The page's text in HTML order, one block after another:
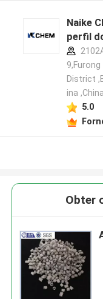
Naike
perfil
District
ina ,China
5.0
Obter